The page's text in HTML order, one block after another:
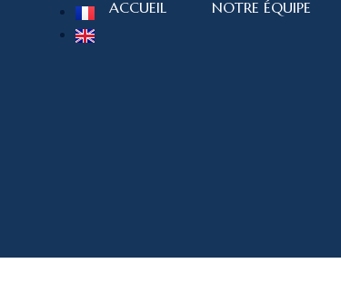
ACCUEIL NOTRE ÉQUIPE